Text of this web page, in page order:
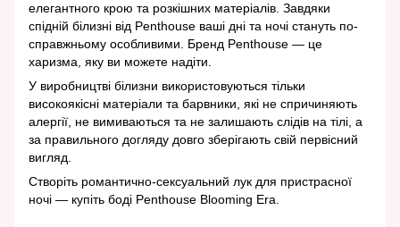
елегантного крою та розкішних матеріалів. Завдяки
спідній білизні від Penthouse ваші дні та ночі стануть по-
справжньому особливими. Бренд Penthouse — це
харизма, яку ви можете надіти.
У виробництві білизни використовуються тільки
високоякісні матеріали та барвники, які не спричиняють
алергії, не вимиваються та не залишають слідів на тілі, а
за правильного догляду довго зберігають свій первісний
вигляд.
Створіть романтично-сексуальний лук для пристрасної
ночі — купіть боді Penthouse Blooming Era.